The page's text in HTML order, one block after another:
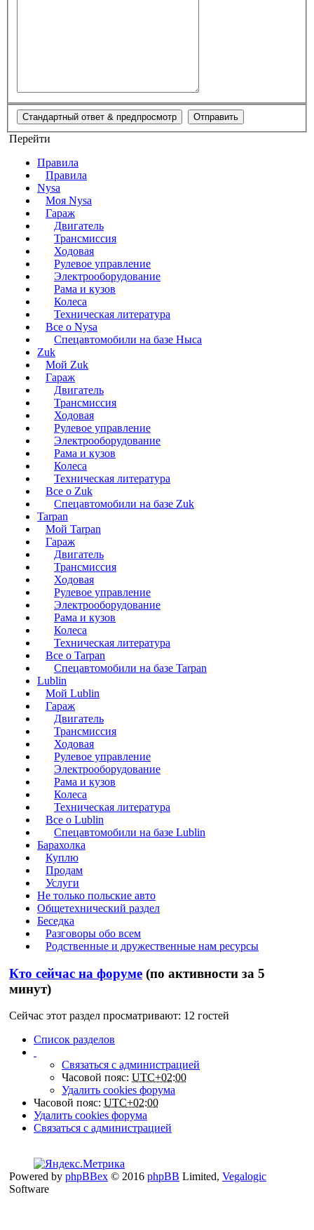
Перейти
Правила
Правила
Nysa
Моя Nysa
Гараж
Двигатель
Трансмиссия
Ходовая
Рулевое управление
Электрооборудование
Рама и кузов
Колеса
Техническая литература
Все о Nysa
Спецавтомобили на базе Ныса
Zuk
Мой Zuk
Гараж
Двигатель
Трансмиссия
Ходовая
Рулевое управление
Электрооборудование
Рама и кузов
Колеса
Техническая литература
Все о Zuk
Спецавтомобили на базе Zuk
Tarpan
Мой Tarpan
Гараж
Двигатель
Трансмиссия
Ходовая
Рулевое управление
Электрооборудование
Рама и кузов
Колеса
Техническая литература
Все о Tarpan
Спецавтомобили на базе Tarpan
Lublin
Мой Lublin
Гараж
Двигатель
Трансмиссия
Ходовая
Рулевое управление
Электрооборудование
Рама и кузов
Колеса
Техническая литература
Все о Lublin
Спецавтомобили на базе Lublin
Барахолка
Куплю
Продам
Услуги
Не только польские авто
Общетехнический раздел
Беседка
Разговоры обо всем
Родственные и дружественные нам ресурсы
Кто сейчас на форуме (по активности за 5
минут)
Сейчас этот раздел просматривают: 12 гостей
Список разделов
Связаться с администрацией
Часовой пояс: UTC+02:00
Удалить cookies форума
Часовой пояс: UTC+02:00
Удалить cookies форума
Связаться с администрацией
Powered by phpBBex © 2016 phpBB Limited, Vegalogic
Software